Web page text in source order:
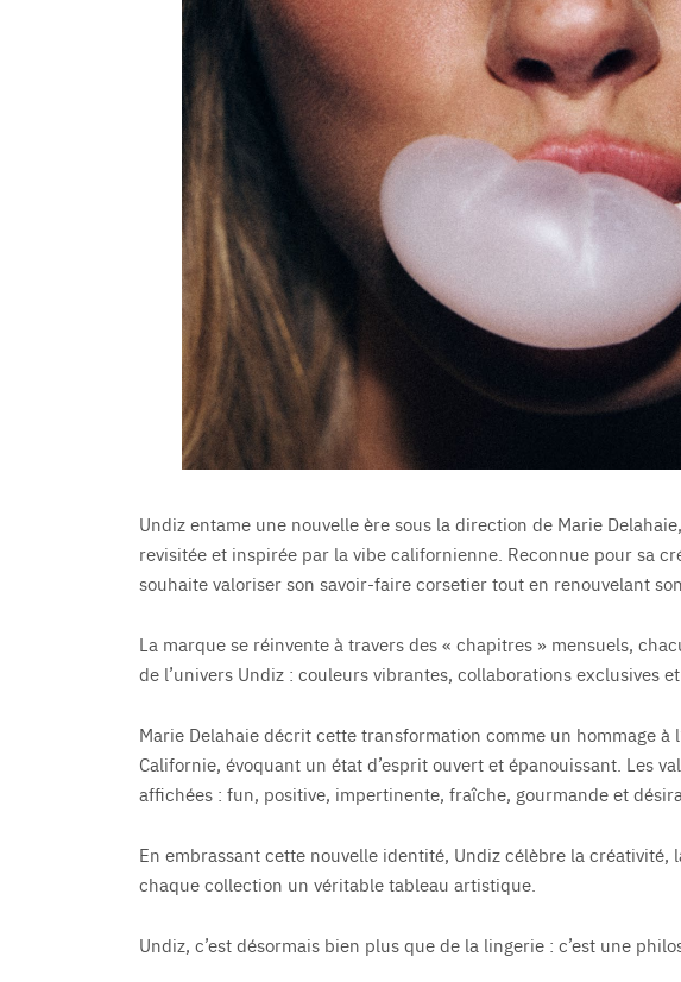
Undiz entame une nouvelle ère sous la direction de Marie
revisitée et inspirée par la vibe californienne. Reconnue pour sa
souhaite valoriser son savoir-faire corsetier tout en renouvelant
La marque se réinvente à travers des « chapitres » mensuels,
de l’univers Undiz : couleurs vibrantes, collaborations exclusives
Marie Delahaie décrit cette transformation comme un hommage à
Californie, évoquant un état d’esprit ouvert et épanouissant. Les
affichées : fun, positive, impertinente, fraîche, gourmande et
En embrassant cette nouvelle identité, Undiz célèbre la
chaque collection un véritable tableau artistique.
Undiz, c’est désormais bien plus que de la lingerie : c’est une